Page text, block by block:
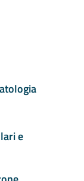
e